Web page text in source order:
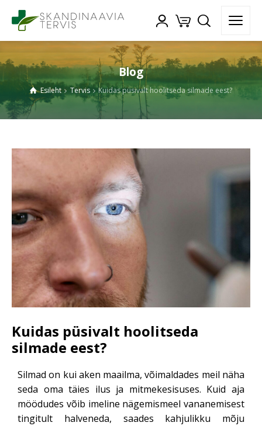
Blog
Esileht Tervis Kuidas püsivalt hoolitseda silmade eest?
Kuidas püsivalt hoolitseda
silmade eest?
Silmad on kui aken maailma, võimaldades meil näha
seda oma täies ilus ja mitmekesisuses. Kuid aja
möödudes võib imeline nägemismeel vananemisest
tingitult halveneda, saades kahjulikku mõju